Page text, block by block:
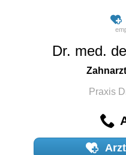
Dr. med.
Zahnarzt
Praxis